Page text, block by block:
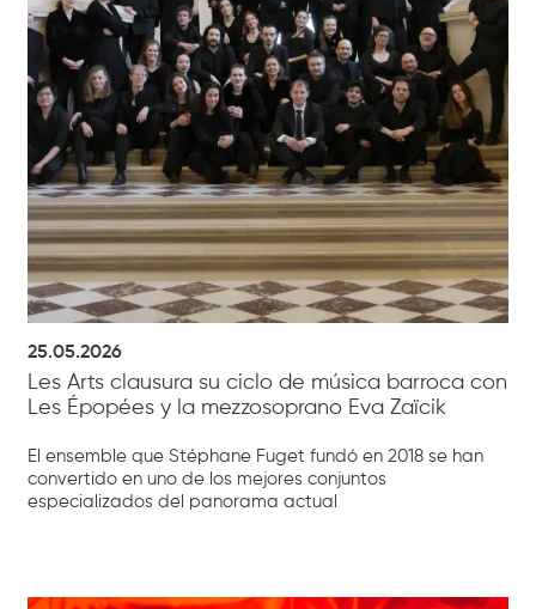
25.05.2026
Les Arts clausura su ciclo de música barroca con
Les Épopées y la mezzosoprano Eva Zaïcik
El ensemble que Stéphane Fuget fundó en 2018 se han
convertido en uno de los mejores conjuntos
especializados del panorama actual